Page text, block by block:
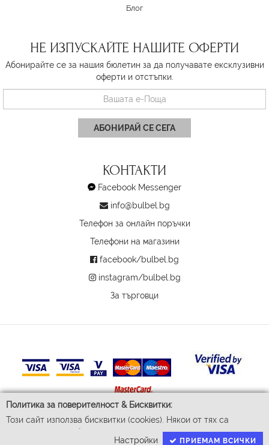
Политика за поверителност & Бисквитки:
Този сайт използва бисквитки (cookies). Някои от тях са
задължителни за функционирането му, докато други ни
Настройки ПРИЕМАМ ВСИЧКИ
Блог
НЕ ИЗПУСКАЙТЕ НАШИТЕ ОФЕРТИ
Абонирайте се за нашия бюлетин за да получавате ексклузивни
оферти и отстъпки.
АБОНИРАЙ СЕ СЕГА
КОНТАКТИ
Facebook Messenger
info@bulbel.bg
Телефон за онлайн поръчки
Телефони на магазини
facebook/bulbel.bg
instagram/bulbel.bg
За търговци
© 2026 Бул-Бел ЕООД
Всички права запазени